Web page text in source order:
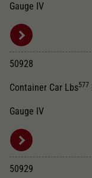
Gauge IV
50928
Container Car Lbs577
Gauge IV
50929